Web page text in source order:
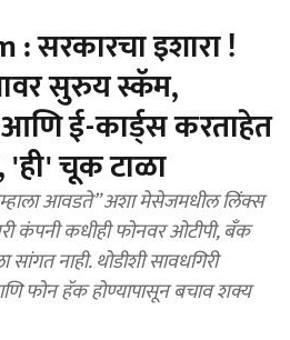
सरकारचा इशारा !
सुरुय स्कॅम,
ई-कार्ड्स करताहेत
चूक टाळा
आवडते” अशा मेसेजमधील लिंक्स
कंपनी कधीही फोनवर ओटीपी, बँक
नाही. थोडीशी सावधगिरी
फोन हॅक होण्यापासून बचाव शक्य